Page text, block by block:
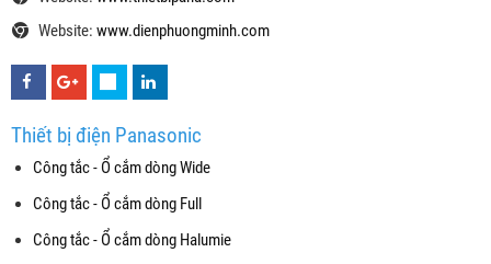
Website: www.dienphuongminh.com
Thiết bị điện Panasonic
Công tắc - Ổ cắm dòng Wide
Công tắc - Ổ cắm dòng Full
Công tắc - Ổ cắm dòng Halumie